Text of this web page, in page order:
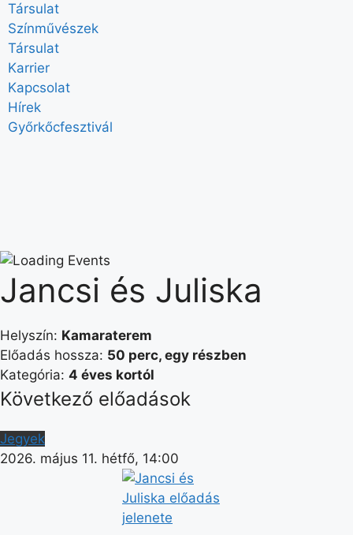
Társulat
Színművészek
Társulat
Karrier
Kapcsolat
Hírek
Győrkőcfesztivál
Jancsi és Juliska
Helyszín: Kamaraterem
Előadás hossza: 50 perc, egy részben
Kategória: 4 éves kortól
Következő előadások
Jegyek
2026. május 11. hétfő, 14:00